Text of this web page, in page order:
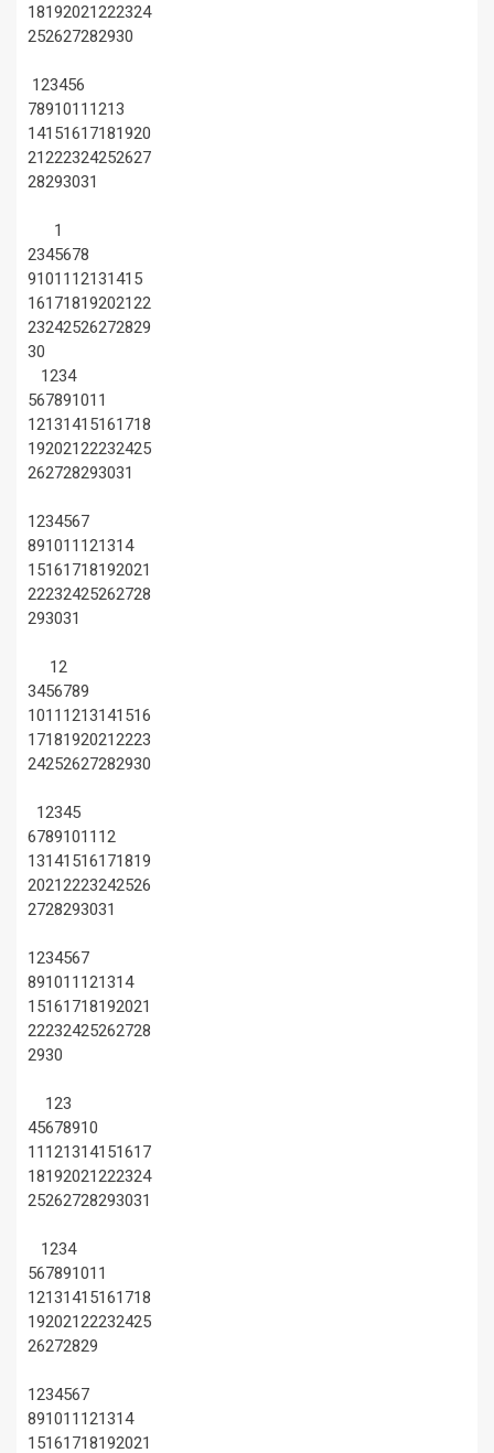
18192021222324
252627282930
123456
7891011 1213
14151617181920
21222324252627
28293031
1
2345678
91011 12131415
16171819202122
23242526272829
30
1234
567891011
12131415161718
19202122232425
262728293031
1234567
891011 121314
15161718192021
22232425262728
293031
12
3456789
1011 1213141516
17181920212223
24252627282930
12345
67891011 12
13141516171819
20212223242526
2728293031
1234567
891011 121314
15161718192021
22232425262728
2930
123
45678910
11 121314151617
18192021222324
25262728293031
1234
567891011
12131415161718
19202122232425
26272829
1234567
891011 121314
15161718192021